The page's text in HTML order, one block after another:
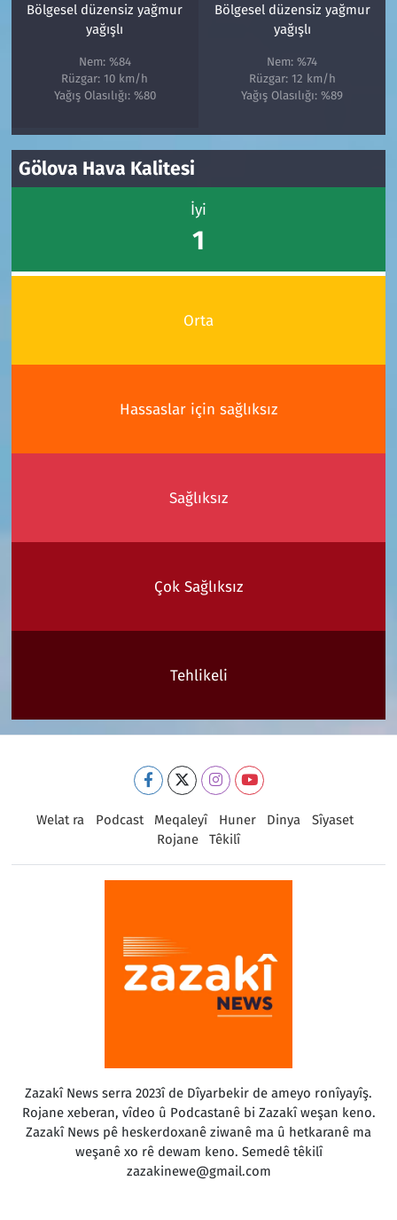
Bölgesel düzensiz yağmur
yağışlı
Nem: %84
Rüzgar: 10 km/h
Yağış Olasılığı: %80
Bölgesel düzensiz yağmur
yağışlı
Nem: %74
Rüzgar: 12 km/h
Yağış Olasılığı: %89
Gölova Hava Kalitesi
İyi
1
Orta
Hassaslar için sağlıksız
Sağlıksız
Çok Sağlıksız
Tehlikeli
Welat ra Podcast Meqaleyî Huner Dinya
Sîyaset
Rojane
Têkilî
Zazakî News serra 2023î de Dîyarbekir de ameyo ronîyayîş.
Rojane xeberan, vîdeo û Podcastanê bi Zazakî weşan keno.
Zazakî News pê heskerdoxanê ziwanê ma û hetkaranê ma
weşanê xo rê dewam keno. Semedê têkilî
zazakinewe@gmail.com